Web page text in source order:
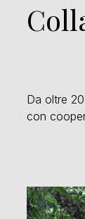
Da oltre
con